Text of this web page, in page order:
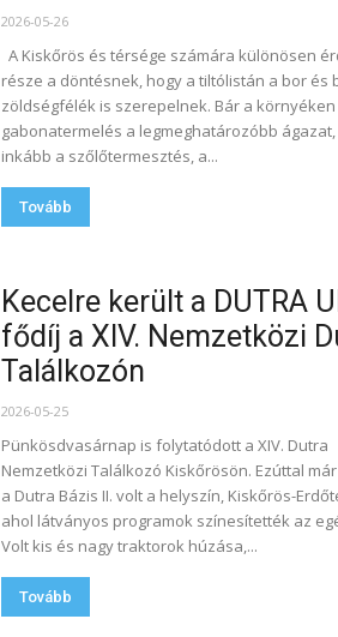
2026-05-26
A Kiskőrös és térsége számára különösen
része a döntésnek, hogy a tiltólistán a bor és
zöldségfélék is szerepelnek. Bár a környéken
gabonatermelés a legmeghatározóbb
inkább a szőlőtermesztés, a...
Tovább
Kecelre került a DUTRA
fődíj a XIV. Nemzetközi
Találkozón
2026-05-25
Pünkösdvasárnap is folytatódott a XIV. Dutra
Nemzetközi Találkozó Kiskőrösön. Ezúttal
a Dutra Bázis II. volt a helyszín, Kiskőrös-
ahol látványos programok színesítették az
Volt kis és nagy traktorok húzása,...
Tovább